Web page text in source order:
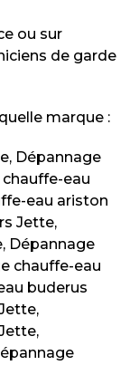
ou sur
de garde
marque :
Dépannage
eau
eau ariston
Jette,
Dépannage
chauffe-eau
buderus